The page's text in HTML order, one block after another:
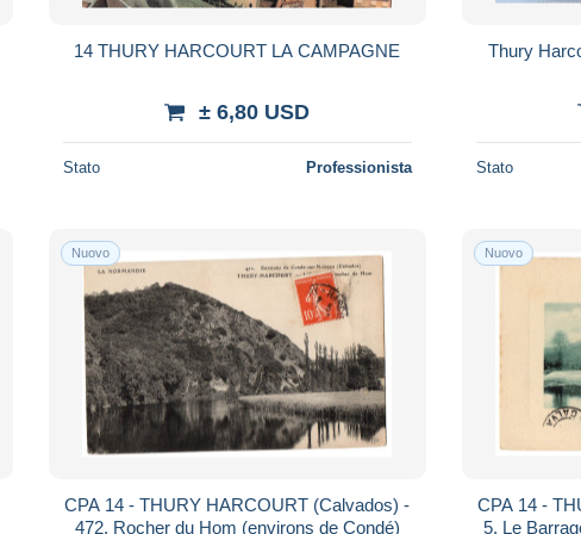
14 THURY HARCOURT LA CAMPAGNE
± 6,80 USD
Stato Professionista
Thury
Stato
Nuovo
CPA 14 - THURY HARCOURT (Calvados) -
472. Rocher du Hom (environs de Condé)
Nuovo
CPA 14 -
5. Le